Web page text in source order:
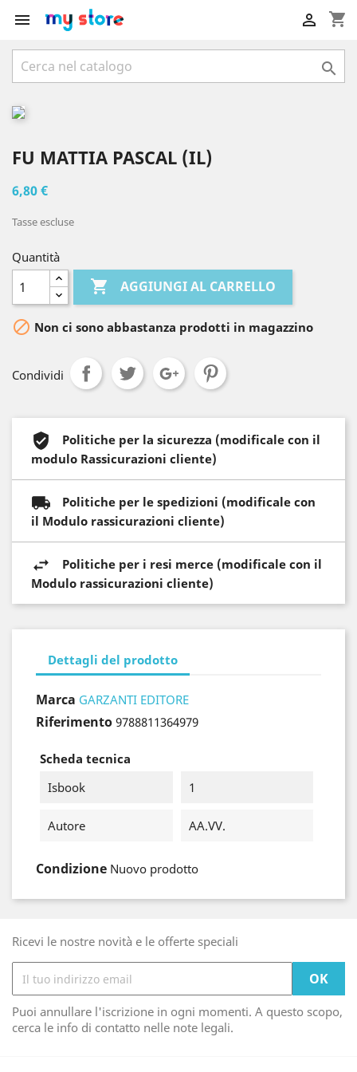
 shopping_cart


FU MATTIA PASCAL (IL)
6,80 €
Tasse escluse
Quantità
 AGGIUNGI AL CARRELLO
 Non ci sono abbastanza prodotti in magazzino
Condividi
Politiche per la sicurezza (modificale con il
modulo Rassicurazioni cliente)
Politiche per le spedizioni (modificale con
il Modulo rassicurazioni cliente)
Politiche per i resi merce (modificale con il
Modulo rassicurazioni cliente)
Dettagli del prodotto
Marca GARZANTI EDITORE
Riferimento 9788811364979
Scheda tecnica
Isbook
1
Autore AA.VV.
Condizione Nuovo prodotto
Ricevi le nostre novità e le offerte speciali
Puoi annullare l'iscrizione in ogni momenti. A questo scopo,
cerca le info di contatto nelle note legali.